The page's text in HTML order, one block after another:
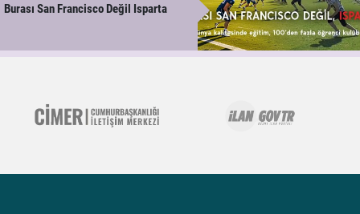
Burası San Francisco Değil Isparta